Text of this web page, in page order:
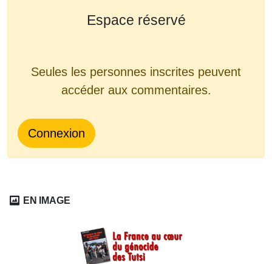
Espace réservé
Seules les personnes inscrites peuvent
accéder aux commentaires.
Connexion
EN IMAGE